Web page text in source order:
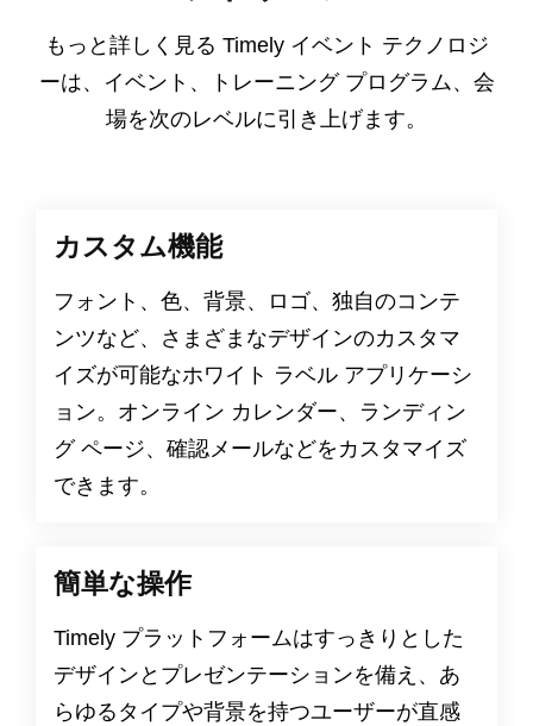
もっと詳しく見る Timely イベント テクノロジ
ーは、イベント、トレーニング プログラム、会
場を次のレベルに引き上げます。
カスタム機能
フォント、色、背景、ロゴ、独自のコンテ
ンツなど、さまざまなデザインのカスタマ
イズが可能なホワイト ラベル アプリケーシ
ョン。オンライン カレンダー、ランディン
グ ページ、確認メールなどをカスタマイズ
できます。
簡単な操作
Timely プラットフォームはすっきりとした
デザインとプレゼンテーションを備え、あ
らゆるタイプや背景を持つユーザーが直感